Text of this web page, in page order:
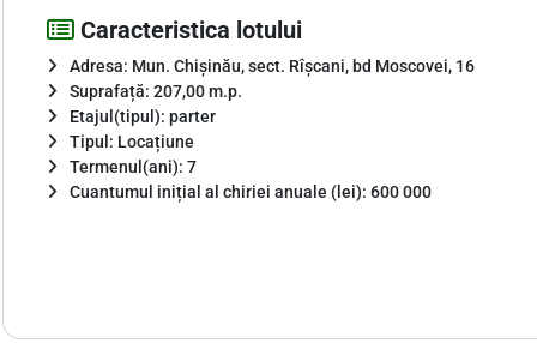
Caracteristica lotului
Adresa: Mun. Chișinău, sect. Rîșcani, bd Moscovei, 16
Suprafață: 207,00 m.p.
Etajul(tipul): parter
Tipul: Locațiune
Termenul(ani): 7
Cuantumul inițial al chiriei anuale (lei): 600 000